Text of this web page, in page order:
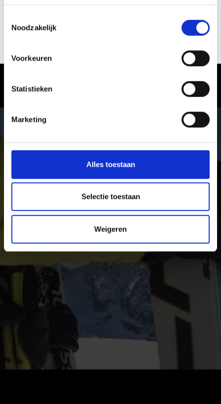
Noodzakelijk
Voorkeuren
Statistieken
Marketing
Alles toestaan
Selectie toestaan
Weigeren
Vinschgau in Zuid-Tirol – waar de
winter een belevenis wordt
In het Vinschgau genieten vakantiegangers van puur
skitoeren tot vijf afwisselende en ultramoderne
skigebieden voor skiërs, snowboarders en rodelaars,
langlaufers en biatleten.